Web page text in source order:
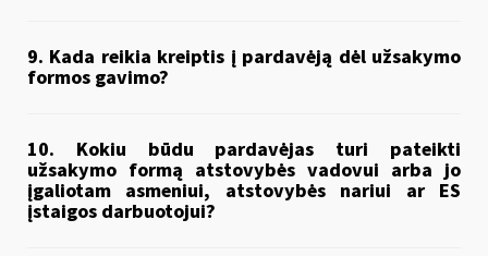
9. Kada reikia kreiptis į pardavėją dėl užsakymo
formos gavimo?
10. Kokiu būdu pardavėjas turi pateikti
užsakymo formą atstovybės vadovui arba jo
įgaliotam asmeniui, atstovybės nariui ar ES
įstaigos darbuotojui?